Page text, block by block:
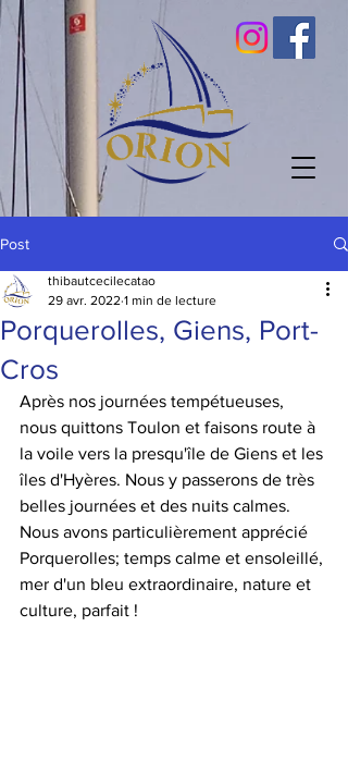
Post
Porquerolles, Giens, Port-
Cros
thibautcecilecatao
29 avr. 2022 1 min de lecture
Après nos journées tempétueuses,
nous quittons Toulon et faisons route à
la voile vers la presqu'île de Giens et les
îles d'Hyères. Nous y passerons de très
belles journées et des nuits calmes.
Nous avons particulièrement apprécié
Porquerolles; temps calme et ensoleillé,
mer d'un bleu extraordinaire, nature et
culture, parfait !